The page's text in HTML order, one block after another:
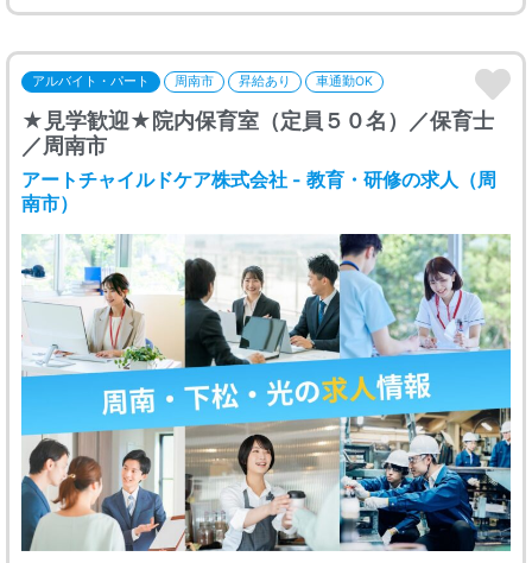
アルバイト・パート 周南市 昇給あり 車通勤OK
★見学歓迎★院内保育室（定員５０名）／保育士
／周南市
アートチャイルドケア株式会社 - 教育・研修の求人（周
南市）